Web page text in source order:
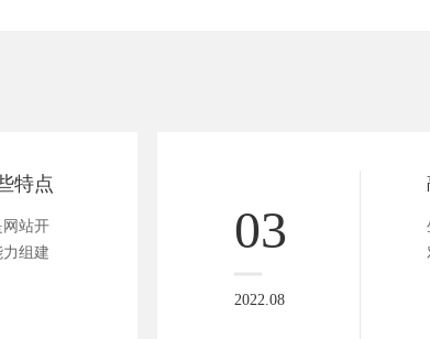
特点
站开
组建
03
2022.08